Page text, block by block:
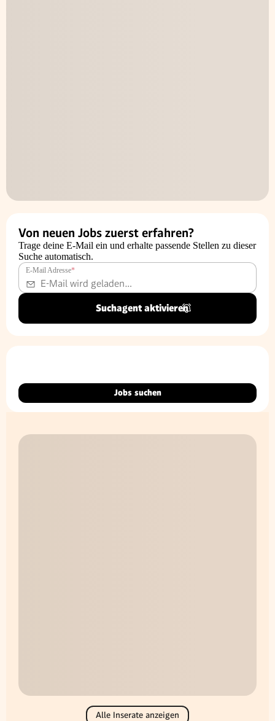
Von neuen Jobs zuerst erfahren?
Trage deine E-Mail ein und erhalte passende Stellen zu dieser
Suche automatisch.
E-Mail Adresse*
Suchagent aktivieren
Jobs suchen
Alle Inserate anzeigen